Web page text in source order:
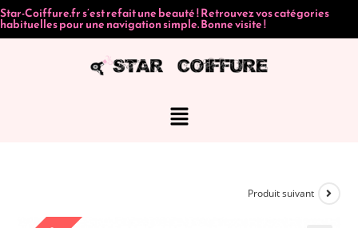
Star-Coiffure.fr s’est refait une beauté ! Retrouvez vos catégories
habituelles pour une navigation simple. Bonne visite !
Produit suivant